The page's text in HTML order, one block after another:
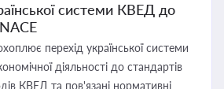
системи КВЕД до
перехід української системи
діяльності до стандартів
КВЕД та пов'язані нормативні